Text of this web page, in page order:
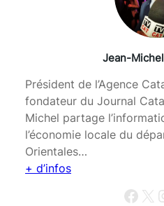
Jean-
Président de l’Agence
fondateur du Journal
Michel partage
l’économie locale du
Orientales…
+ d’infos
Facebook X